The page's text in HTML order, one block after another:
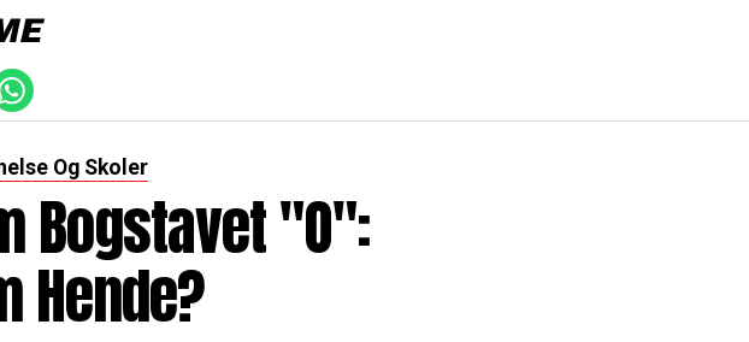
Og Skoler
Bogstavet "O":
Hende?